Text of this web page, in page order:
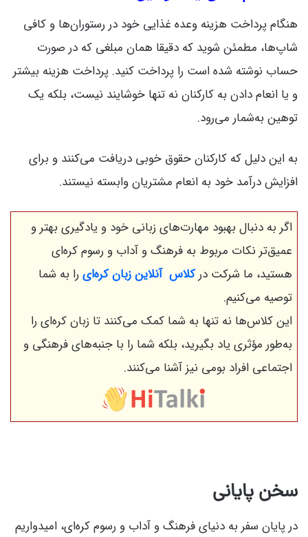
هنگام پرداخت هزینه وعده غذایی خود در رستوران‌ها و کافی
شاپ‌ها، مطمئن شوید که دقیقا همان مبلغی که در صورت
حساب نوشته شده است را پرداخت کنید. پرداخت هزینه بیشتر
و یا انعام دادن به کارکنان نه تنها خوشایند نیست، بلکه یک
توهین به‌شمار می‌رود.
به این دلیل که کارکنان حقوق خوبی دریافت می‌کنند و برای
افزایش درآمد خود به انعام مشتریان وابسته نیستند.
اگر به دنبال بهبود مهارت‌های زبانی خود و یادگیری بهتر و
عمیق‌تر نکات مربوط به فرهنگ و آداب و رسوم کره‌ای
هستید، ما شرکت درکلاس‌ آنلاین زبان کره‌ایرا به شما
توصیه می‌کنیم.
این کلاس‌ها نه تنها به شما کمک می‌کنند تا زبان کره‌ای را
به‌طور مؤثری یاد بگیرید، بلکه شما را با جنبه‌های فرهنگی و
اجتماعی افراد بومی نیز آشنا می‌کنند.
سخن پایانی
در پایان سفر به دنیای فرهنگ و آداب و رسوم کره‌ای، امیدواریم